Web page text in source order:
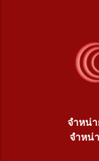
จำหน่
จำหน่